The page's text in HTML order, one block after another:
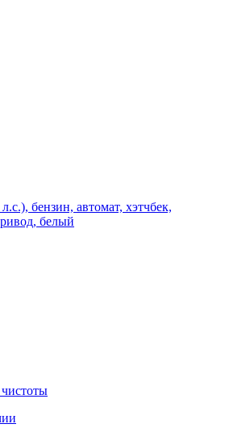
бензин, автомат, хэтчбек,
белый